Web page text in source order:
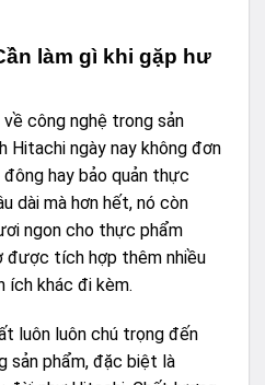
làm gì khi gặp hư
công nghệ trong sản
Hitachi ngày nay không đơn
hay bảo quản thực
dài mà hơn hết, nó còn
ngon cho thực phẩm
được tích hợp thêm nhiều
ích khác đi kèm.
luôn luôn chú trọng đến
sản phẩm, đặc biệt là